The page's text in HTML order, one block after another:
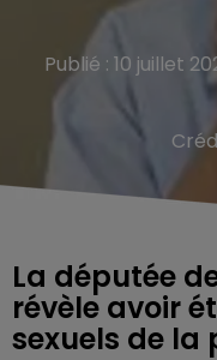
Publié : 10 juillet
La députée
révèle avoir
sexuels de la